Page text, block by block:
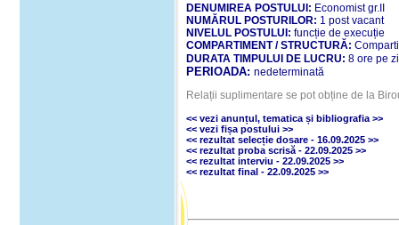
DENUMIREA POSTULUI: Economist gr.II
NUMĂRUL POSTURILOR: 1 post vacant
NIVELUL POSTULUI: funcție de execuție
COMPARTIMENT / STRUCTURĂ:
DURATA TIMPULUI DE LUCRU: 8 ore pe
PERIOADA: nedeterminată
Relații suplimentare se pot obține de la
<< vezi anunțul , tematica și bibliografia >>
<< vezi fișa postului >>
<< rezultat selecție dosare - 16.09.2025 >>
<< rezultat proba scrisă - 22.09.2025 >>
<< rezultat interviu - 22.09.2025 >>
<< rezultat final - 22.09.2025 >>